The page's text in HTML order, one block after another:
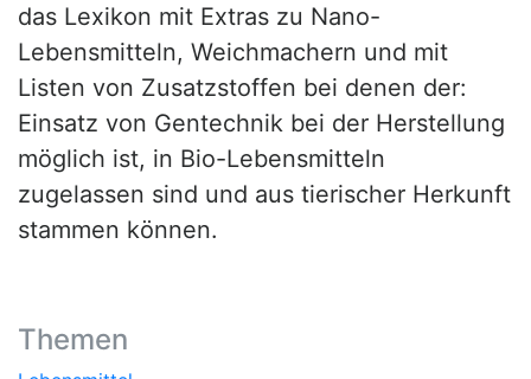
das Lexikon mit Extras zu Nano-
Lebensmitteln, Weichmachern und mit
Listen von Zusatzstoffen bei denen der:
Einsatz von Gentechnik bei der Herstellung
möglich ist, in Bio-Lebensmitteln
zugelassen sind und aus tierischer Herkunft
stammen können.
Themen